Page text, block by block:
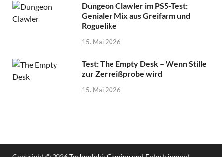
Dungeon Clawler im PS5-Test:
Genialer Mix aus Greifarm und
Roguelike
15. Mai 2026
Test: The Empty Desk – Wenn Stille
zur Zerreißprobe wird
15. Mai 2026